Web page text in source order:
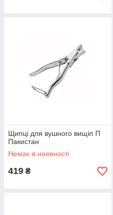
Щипці для вушного вищіп П
Пакистан
Немає в наявності
419 ₴